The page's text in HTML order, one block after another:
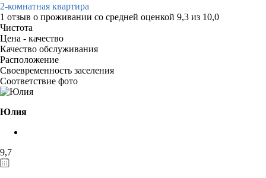
2-комнатная квартира
1 отзыв о проживании со средней оценкой 9,3 из 10,0
Чистота
Цена - качество
Качество обслуживания
Расположение
Своевременность заселения
Соответствие фото
Юлия
9,7